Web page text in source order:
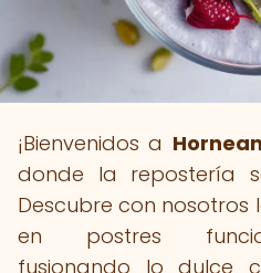
¡Bienvenidos a
donde la repostería
Descubre con nosotros
en postres
fusionando lo dulce